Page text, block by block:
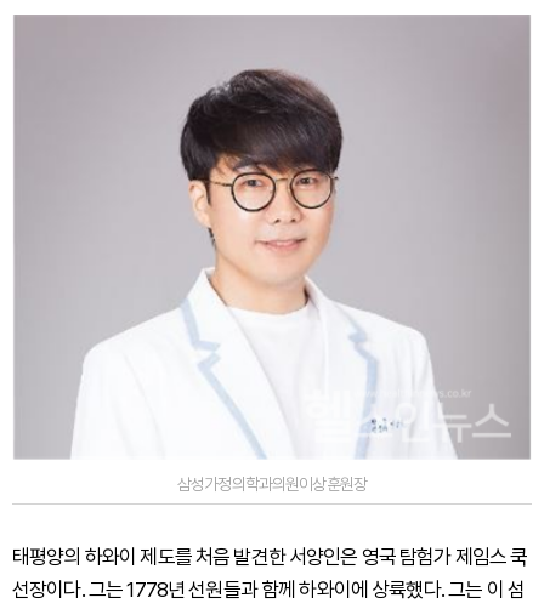
삼성가정의학과의원이상훈원장
태평양의 하와이 제도를 처음 발견한 서양인은 영국 탐험가 제임스 쿡
선장이다. 그는 1778년 선원들과 함께 하와이에 상륙했다. 그는 이 섬